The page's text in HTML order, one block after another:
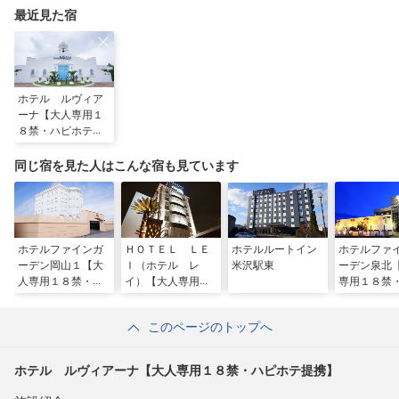
最近見た宿
ホテル ルヴィア
ーナ【大人専用１
８禁・ハピホテ提
同じ宿を見た人はこんな宿も見ています
ホテルファインガ
ーデン岡山１【大
人専用１８禁・ハ
ＨＯＴＥＬ ＬＥ
Ｉ（ホテル レ
イ）【大人専用１
ホテルルートイン
米沢駅東
ホテルファ
ーデン泉北
専用１８禁
このページのトップへ
ホテル ルヴィアーナ【大人専用１８禁・ハピホテ提携】